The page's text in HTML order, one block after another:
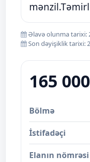
Əlavə olunma tarixi:
Son dəyişiklik tarixi:
165 000
Bölmə
İstifadəçi
Elanın nömrəsi